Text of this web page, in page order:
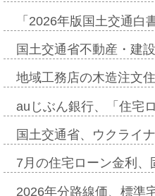
「2026年版国土交通
国土交通省不動産・建
地域工務店の木造注文
auじぶん銀行、「住宅
国土交通省、ウクライ
7月の住宅ローン金利
2026年分路線価、標準